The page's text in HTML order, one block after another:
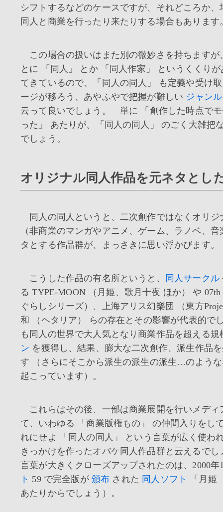
シフトするなどのケースですが、それどころか、
同人と商業を行ったり来たりする場合もあります
この場合の扱いはまた別の微妙さを持ちますが
とに 「同人」 とか 「同人作家」 というくくり
てきているので、「同人の同人」 も定義や受け
ージが移ろう、あやふやで把握が難しい ジャンル
云って良いでしょう。 単に 「創作した時点で
った」 あたりが、「同人の同人」 のごく大雑把
でしょう。
オリジナル同人作品を元ネタとし
同人の同人というと、二次創作ではなくオリジ
（非商業のマンガやアニメ、ゲーム、ラノベ、
タとする作品群が、まっさきに思い浮かびます。
こうした作品の有名所というと、 同人サークル
る TYPE-MOON （月姫、歌月十夜 ほか） や 07th
ぐらしシリーズ）、上海アリス幻樂団 （東方
和 （ヘタリア） らの存在とその影響が代表的
も同人の世界で大人気となり商業作品を超える
ン を獲得し、結果、膨大な二次創作、派生作品
す （さらにそこから派生の派生の派生…のよう
起こっています）。
これらはその後、一部は商業展開を行いメディ
て、いわゆる 「商業版権もの」 の仲間入りをし
れにせよ 「同人の同人」 という言葉が広く使わ
きっかけを作ったオバケ同人作品群と云えるで
言葉が大きくクローズアップされたのは、2000年
ト 59 で完全版が 頒布 された 同人ソフト
「月姫
あたりからでしょう）。